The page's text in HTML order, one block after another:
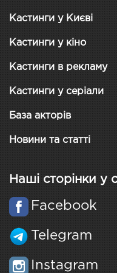
Кастинги у Києві
Кастинги у кіно
Кастинги в рекламу
Кастинги у серіали
База акторів
Новини та статті
Наші сторінки у
Facebook
Telegram
Instagram